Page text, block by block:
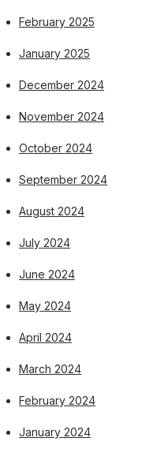
February 2025
January 2025
December 2024
November 2024
October 2024
September 2024
August 2024
July 2024
June 2024
May 2024
April 2024
March 2024
February 2024
January 2024